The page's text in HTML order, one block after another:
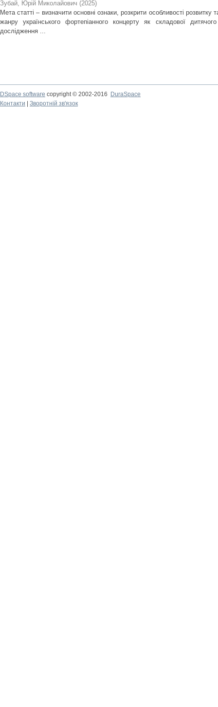
Зубай, Юрій Миколайович (2025)
Мета статті – визначити основні ознаки, розкрити особливості
жанру українського фортепіанного концерту як складової
дослідження ...
DSpace software copyright © 2002-2016
DuraSpace
Контакти
Зворотній зв'язок